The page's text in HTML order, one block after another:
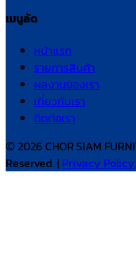
เมนูลัด
หน้าแรก
รายการสินค้า
ผลงานของเรา
เกี่ยวกับเรา
ติดต่อเรา
© 2026 CHOR.SIAM
Reserved. | Privacy Policy